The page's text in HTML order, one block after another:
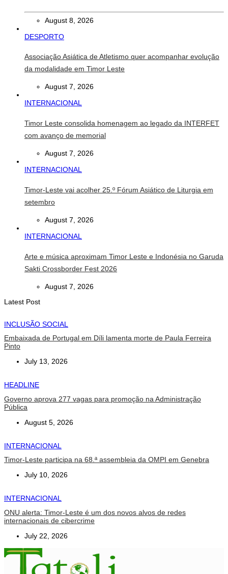
August 8, 2026
DESPORTO
Associação Asiática de Atletismo quer acompanhar evolução
da modalidade em Timor Leste
August 7, 2026
INTERNACIONAL
Timor Leste consolida homenagem ao legado da INTERFET
com avanço de memorial
August 7, 2026
INTERNACIONAL
Timor-Leste vai acolher 25.º Fórum Asiático de Liturgia em
setembro
August 7, 2026
INTERNACIONAL
Arte e música aproximam Timor Leste e Indonésia no Garuda
Sakti Crossborder Fest 2026
August 7, 2026
Latest Post
INCLUSÃO SOCIAL
Embaixada de Portugal em Díli lamenta morte de Paula Ferreira
Pinto
July 13, 2026
HEADLINE
Governo aprova 277 vagas para promoção na Administração
Pública
August 5, 2026
INTERNACIONAL
Timor-Leste participa na 68.ª assembleia da OMPI em Genebra
July 10, 2026
INTERNACIONAL
ONU alerta: Timor-Leste é um dos novos alvos de redes
internacionais de cibercrime
July 22, 2026